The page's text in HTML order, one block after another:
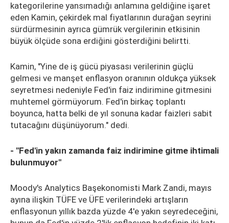
kategorilerine yansımadığı anlamına geldiğine işaret
eden Kamin, çekirdek mal fiyatlarının durağan seyrini
sürdürmesinin ayrıca gümrük vergilerinin etkisinin
büyük ölçüde sona erdiğini gösterdiğini belirtti.
Kamin, "Yine de iş gücü piyasası verilerinin güçlü
gelmesi ve manşet enflasyon oranının oldukça yüksek
seyretmesi nedeniyle Fed'in faiz indirimine gitmesini
muhtemel görmüyorum. Fed'in birkaç toplantı
boyunca, hatta belki de yıl sonuna kadar faizleri sabit
tutacağını düşünüyorum." dedi.
- "Fed'in yakın zamanda faiz indirimine gitme ihtimali
bulunmuyor"
Moody's Analytics Başekonomisti Mark Zandi, mayıs
ayına ilişkin TÜFE ve ÜFE verilerindeki artışların
enflasyonun yıllık bazda yüzde 4'e yakın seyredeceğini,